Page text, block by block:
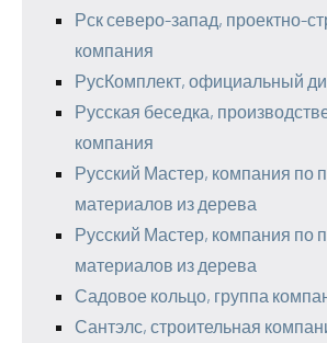
Рск северо-запад, проектно-
компания
РусКомплект, официальный
Русская беседка,
компания
Русский Мастер, компания по
материалов из дерева
Русский Мастер, компания по
материалов из дерева
Садовое кольцо, группа
Сантэлс, строительная